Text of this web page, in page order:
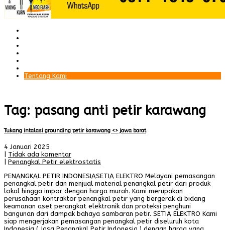
Tentang Kami
Tag: pasang anti petir karawang
Tukang intalasi grounding petir karawang <> jawa barat
4 Januari 2025
Tidak ada komentar
Penangkal Petir elektrostatis
PENANGKAL PETIR INDONESIASETIA ELEKTRO Melayani pemasangan
penangkal petir dan menjual material penangkal petir dari produk
lokal hingga impor dengan harga murah. Kami merupakan
perusahaan kontraktor penangkal petir yang bergerak di bidang
keamanan aset perangkat elektronik dan proteksi penghuni
bangunan dari dampak bahaya sambaran petir. SETIA ELEKTRO Kami
siap mengerjakan pemasangan penangkal petir diseluruh kota